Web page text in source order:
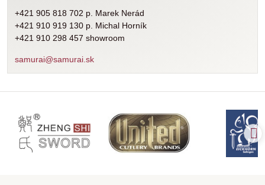
+421 905 818 702 p. Marek Nerád
+421 910 919 130 p. Michal Horník
+421 910 298 457 showroom
samurai@samurai.sk